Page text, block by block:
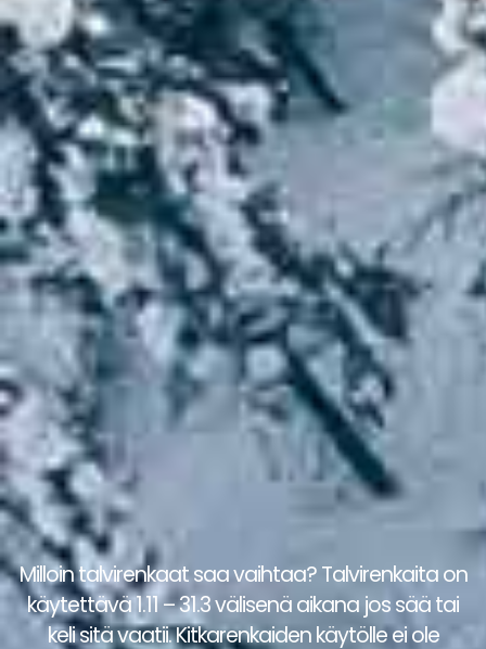
Milloin talvirenkaat saa vaihtaa? Talvirenkaita on
käytettävä 1.11 – 31.3 välisenä aikana jos sää tai
keli sitä vaatii. Kitkarenkaiden käytölle ei ole